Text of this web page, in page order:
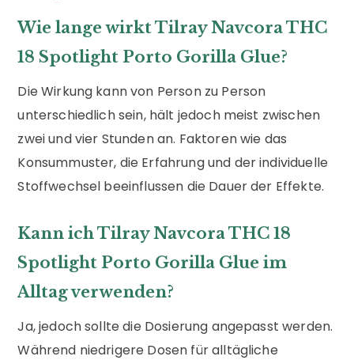
Wie lange wirkt Tilray Navcora THC
18 Spotlight Porto Gorilla Glue?
Die Wirkung kann von Person zu Person
unterschiedlich sein, hält jedoch meist zwischen
zwei und vier Stunden an. Faktoren wie das
Konsummuster, die Erfahrung und der individuelle
Stoffwechsel beeinflussen die Dauer der Effekte.
Kann ich Tilray Navcora THC 18
Spotlight Porto Gorilla Glue im
Alltag verwenden?
Ja, jedoch sollte die Dosierung angepasst werden.
Während niedrigere Dosen für alltägliche